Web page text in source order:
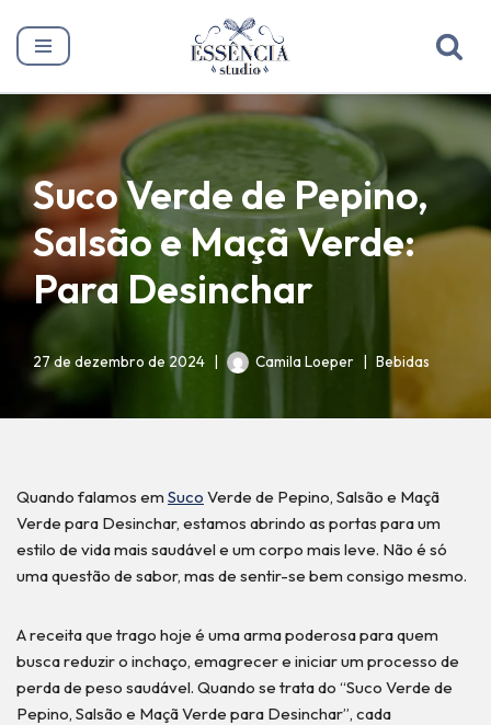
Pular
o
conteúdo
Suco Verde de Pepino,
Salsão e Maçã Verde:
Para Desinchar
27 de dezembro de 2024 Camila Loeper Bebidas
Quando falamos em Suco Verde de Pepino, Salsão e Maçã
Verde para Desinchar, estamos abrindo as portas para um
estilo de vida mais saudável e um corpo mais leve. Não é só
uma questão de sabor, mas de sentir-se bem consigo mesmo.
A receita que trago hoje é uma arma poderosa para quem
busca reduzir o inchaço, emagrecer e iniciar um processo de
perda de peso saudável. Quando se trata do “Suco Verde de
Pepino, Salsão e Maçã Verde para Desinchar”, cada